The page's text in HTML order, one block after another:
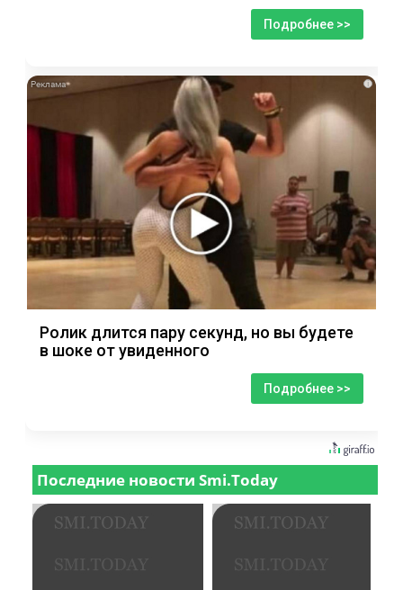
Подробнее >>
i
Ролик длится пару секунд, но вы будете
в шоке от увиденного
Подробнее >>